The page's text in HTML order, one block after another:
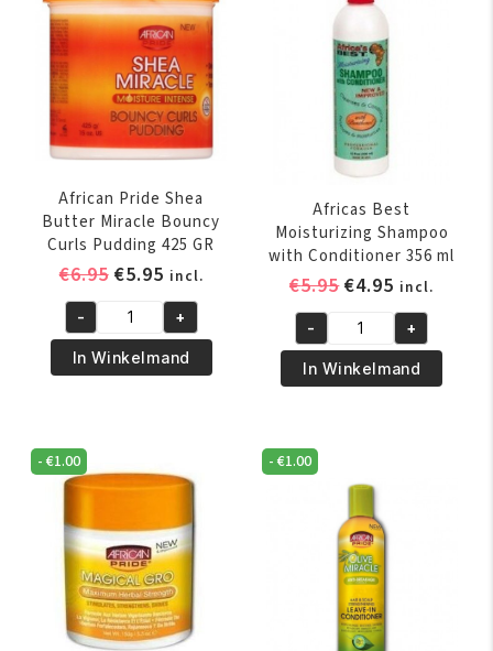
African Pride Shea
Butter Miracle Bouncy
Curls Pudding 425 GR
€6.95 Oorspronkelijke
was:
€6.95.
€5.95Huidige
prijs
is:
€5.95.
incl.
African
Pride
Shea
Bouncy
Curls
425
GR
aantal
- +
In Winkelmand
Africas Best
Moisturizing Shampoo
with Conditioner 356 ml
€5.95
was:
€5.95.
€4.95 Huidige
prijs
is:
€4.95.
incl.
Africas
Best
Moisturizing
with
Conditioner
aantal
- +
In Winkelmand
-€1.00 -€1.00